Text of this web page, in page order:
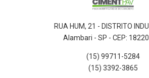
RUA HUM, 21 - DISTRITO
Alambari - SP - CEP:
(15) 99711-5284
(15) 3392-3865